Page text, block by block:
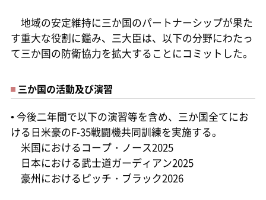
地域の安定維持に三か国のパートナーシップが果た
す重大な役割に鑑み、三大臣は、以下の分野にわたっ
て三か国の防衛協力を拡大することにコミットした。
三か国の活動及び演習
• 今後二年間で以下の演習等を含め、三か国全てにお
ける日米豪のF-35戦闘機共同訓練を実施する。
米国におけるコープ・ノース2025
日本における武士道ガーディアン2025
豪州におけるピッチ・ブラック2026